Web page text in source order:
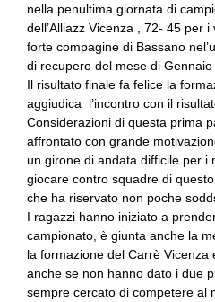
nella penultima giornata di
dell’Alliazz Vicenza , 72- 45 per
forte compagine di Bassano
di recupero del mese di
Il risultato finale fa felice la
aggiudica l’incontro con il
Considerazioni di questa prima
affrontato con grande
un girone di andata difficile per i
giocare contro squadre di
che ha riservato non poche
I ragazzi hanno iniziato a
campionato, è giunta anche la
la formazione del Carrè
anche se non hanno dato i due
sempre cercato di competere al